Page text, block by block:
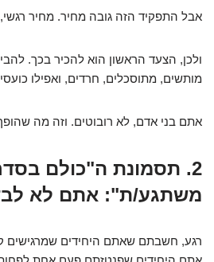
אבל התפקיד הזה גובה מחיר. מחיר רגשי,
ולכן, הצעד הראשון הוא להכיר בכך.
מותשים, מתוסכלים, חרדים, ואפילו
אתם בני אדם, לא רובוטים. וזה מה
2. תסמונת ה"כולם
משתגע/ת": אתם לא
רגע, חשבתם שאתם היחידים